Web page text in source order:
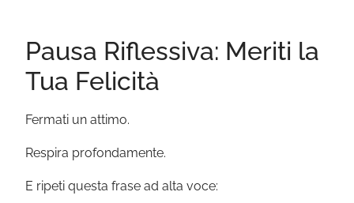
Pausa Riflessiva: Meriti la
Tua Felicità
Fermati un attimo.
Respira profondamente.
E ripeti questa frase ad alta voce: